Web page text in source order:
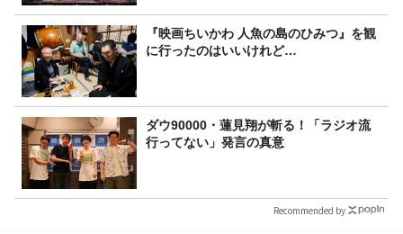
『映画ちいかわ 人魚の島のひみつ』を観
に行ったのはいいけれど…
ダウ90000・蓮見翔が斬る！「ラジオ流
行ってない」発言の真意
Recommended by